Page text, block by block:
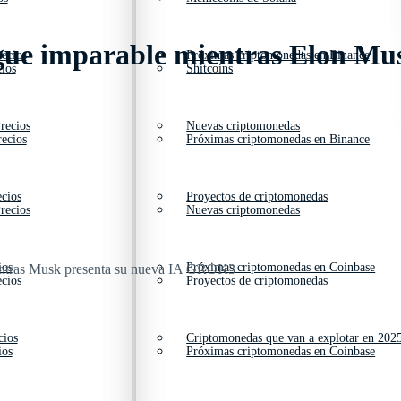
Próximas criptomonedas en Binance
Nuevas criptomonedas
Proyectos de criptomonedas
Próximas criptomonedas en Coinbase
Criptomonedas que van a explotar en
Shitcoins
Próximas criptomonedas en Binance
Nuevas criptomonedas
Proyectos de criptomonedas
Próximas criptomonedas en Coinbase
imparable mientras Elon